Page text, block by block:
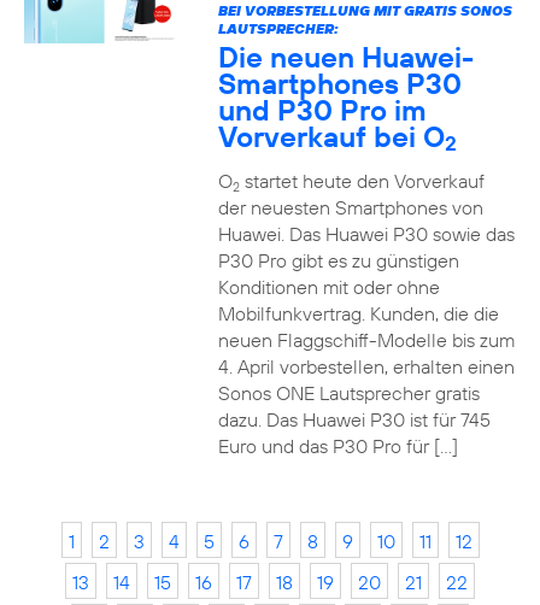
BEI VORBESTELLUNG MIT GRATIS SONOS
LAUTSPRECHER:
Die neuen Huawei-
Smartphones P30
und P30 Pro im
Vorverkauf bei O2
O2startet heute den Vorverkauf
der neuesten Smartphones von
Huawei. Das Huawei P30 sowie das
P30 Pro gibt es zu günstigen
Konditionen mit oder ohne
Mobilfunkvertrag. Kunden, die die
neuen Flaggschiff-Modelle bis zum
4. April vorbestellen, erhalten einen
Sonos ONE Lautsprecher gratis
dazu. Das Huawei P30 ist für 745
Euro und das P30 Pro für […]
1 2 3 4 5 6 7 8 9 10 11
12
13
14 15 16 17 18 19 20 21
22